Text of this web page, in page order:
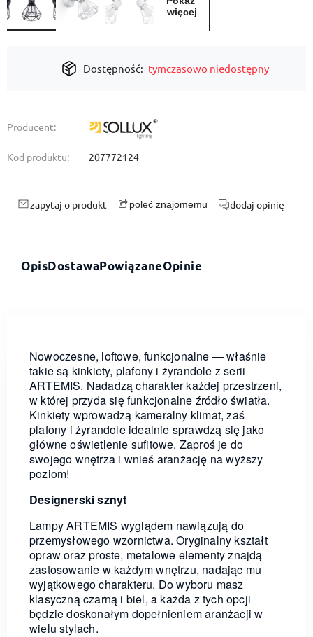
więcej
Dostępność: tymczasowo niedostępny
Producent:
Kod produktu: 207772124
zapytaj o produkt poleć znajomemu dodaj opinię
OpisDostawaPowiązaneOpinie
Nowoczesne, loftowe, funkcjonalne — właśnie
takie są kinkiety, plafony i żyrandole z serii
ARTEMIS. Nadadzą charakter każdej przestrzeni,
w której przyda się funkcjonalne źródło światła.
Kinkiety wprowadzą kameralny klimat, zaś
plafony i żyrandole idealnie sprawdzą się jako
główne oświetlenie sufitowe. Zaproś je do
swojego wnętrza i wnieś aranżację na wyższy
poziom!
Designerski sznyt
Lampy ARTEMIS wyglądem nawiązują do
przemysłowego wzornictwa. Oryginalny kształt
opraw oraz proste, metalowe elementy znajdą
zastosowanie w każdym wnętrzu, nadając mu
wyjątkowego charakteru. Do wyboru masz
klasyczną czarną i biel, a każda z tych opcji
będzie doskonałym dopełnieniem aranżacji w
wielu stylach.